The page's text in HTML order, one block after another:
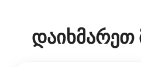
დაიხმარეთ